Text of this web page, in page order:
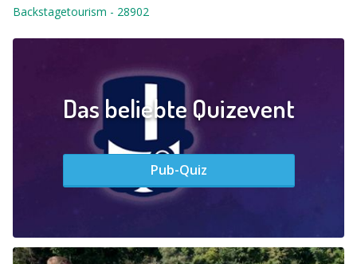
Backstagetourism - 28902
Das beliebte Quizevent
Pub-Quiz